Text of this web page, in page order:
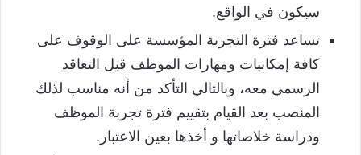
سيكون في الواقع.
تساعد فترة التجربة المؤسسة على الوقوف على
كافة إمكانيات ومهارات الموظف قبل التعاقد
الرسمي معه، وبالتالي التأكد من أنه مناسب لذلك
المنصب بعد القيام بتقييم فترة تجربة الموظف
ودراسة خلاصاتها و أخذها بعين الاعتبار.